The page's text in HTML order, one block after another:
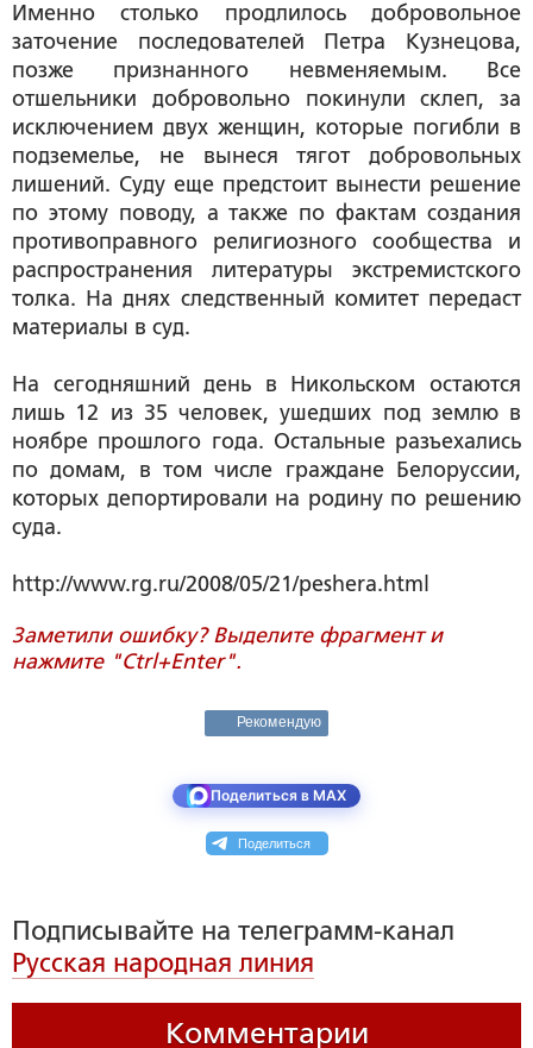
Именно столько продлилось добровольное
заточение последователей Петра Кузнецова,
позже признанного невменяемым. Все
отшельники добровольно покинули склеп, за
исключением двух женщин, которые погибли в
подземелье, не вынеся тягот добровольных
лишений. Суду еще предстоит вынести решение
по этому поводу, а также по фактам создания
противоправного религиозного сообщества и
распространения литературы экстремистского
толка. На днях следственный комитет передаст
материалы в суд.
На сегодняшний день в Никольском остаются
лишь 12 из 35 человек, ушедших под землю в
ноябре прошлого года. Остальные разъехались
по домам, в том числе граждане Белоруссии,
которых депортировали на родину по решению
суда.
http://www.rg.ru/2008/05/21/peshera.html
Заметили ошибку? Выделите фрагмент и
нажмите "Ctrl+Enter".
Рекомендую
Поделиться в MAX
Поделиться
Подписывайте на телеграмм-канал
Русская народная линия
Комментарии